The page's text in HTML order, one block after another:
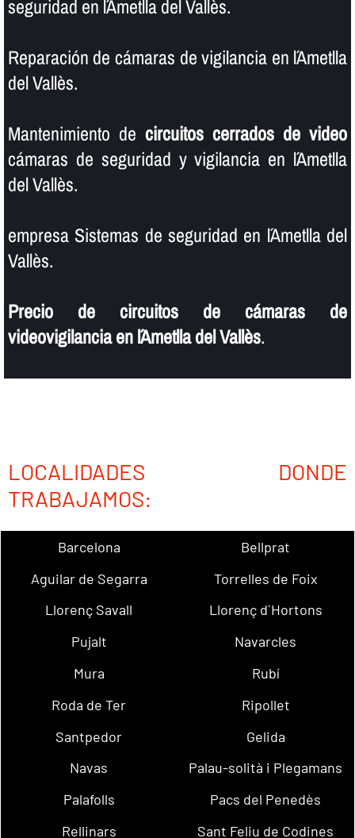
seguridad en l´Ametlla del Vallès.
Reparación de cámaras de vigilancia en l´Ametlla
del Vallès.
Mantenimiento de circuitos cerrados de video
cámaras de seguridad y vigilancia en l´Ametlla
del Vallès.
empresa Sistemas de seguridad en l´Ametlla del
Vallès.
Precio de circuitos de cámaras de
videovigilancia en l´Ametlla del Vallès.
LOCALIDADES DONDE
TRABAJAMOS:
Barcelona
Bellprat
Aguilar de Segarra
Torrelles de Foix
Llorenç Savall
Llorenç d´Hortons
Pujalt
Navarcles
Mura
Rubí
Roda de Ter
Ripollet
Santpedor
Gelida
Navas
Palau-solità i Plegamans
Palafolls
Pacs del Penedès
Rellinars
Sant Feliu de Codines